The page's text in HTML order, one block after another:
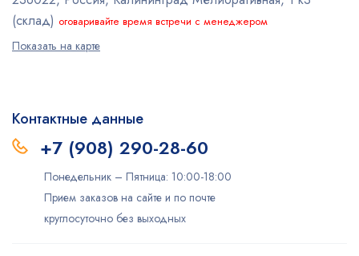
(склад) оговаривайте время встречи с менеджером
Показать на карте
Контактные данные
+7 (908) 290-28-60
Понедельник – Пятница: 10:00-18:00
Прием заказов на сайте и по почте
круглосуточно без выходных